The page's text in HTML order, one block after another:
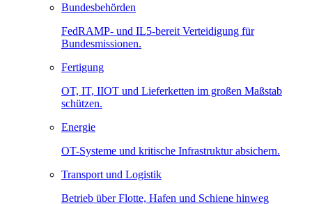
Bundesbehörden
FedRAMP- und IL5-bereit Verteidigung für
Bundesmissionen.
Fertigung
OT, IT, IIOT und Lieferketten im großen Maßstab
schützen.
Energie
OT-Systeme und kritische Infrastruktur absichern.
Transport und Logistik
Betrieb über Flotte, Hafen und Schiene hinweg